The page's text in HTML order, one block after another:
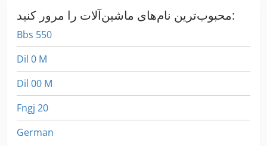
محبوب‌ترین نام‌های ماشین‌آلات را مرور کنید:
Bbs 550
Dil 0 M
Dil 00 M
Fngj 20
German